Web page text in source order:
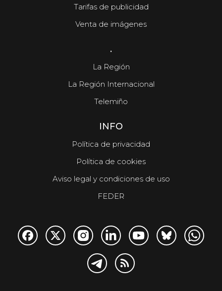
Tarifas de publicidad
Venta de imágenes
.
La Región
La Región Internacional
Telemiño
INFO
Política de privacidad
Política de cookies
Aviso legal y condiciones de uso
FEDER